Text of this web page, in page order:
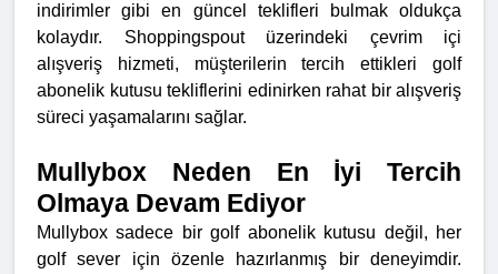
indirimler gibi en güncel teklifleri bulmak oldukça
kolaydır. Shoppingspout üzerindeki çevrim içi
alışveriş hizmeti, müşterilerin tercih ettikleri golf
abonelik kutusu tekliflerini edinirken rahat bir alışveriş
süreci yaşamalarını sağlar.
Mullybox Neden En İyi Tercih
Olmaya Devam Ediyor
Mullybox sadece bir golf abonelik kutusu değil, her
golf sever için özenle hazırlanmış bir deneyimdir.